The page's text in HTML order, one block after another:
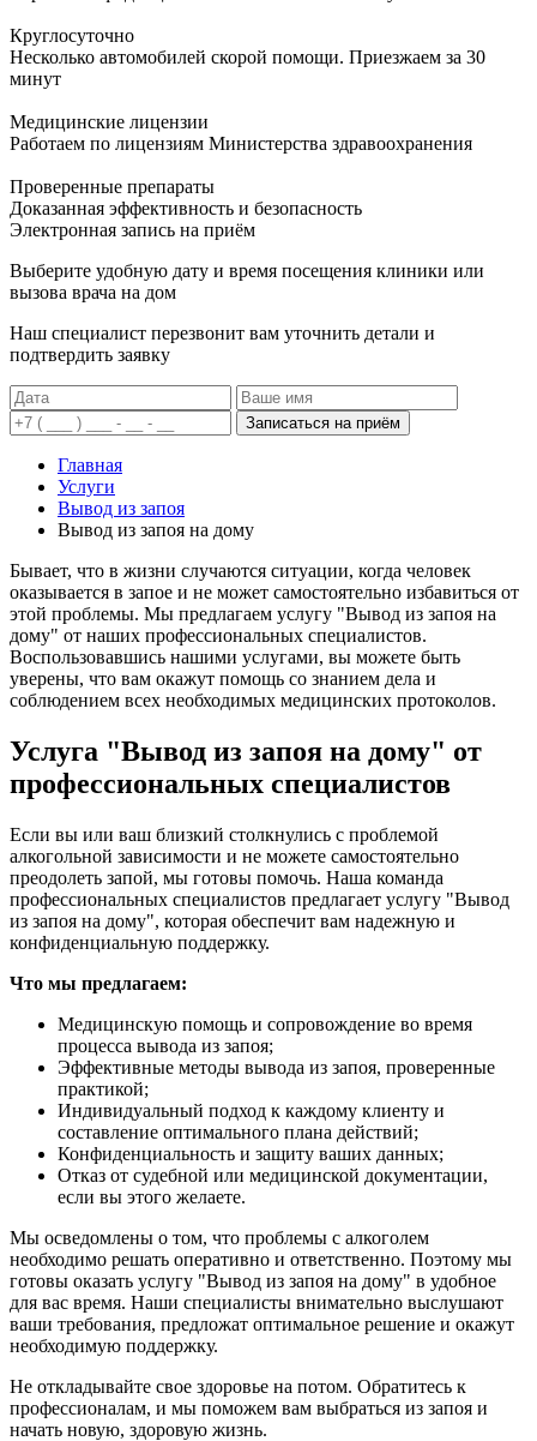
Круглосуточно
Несколько автомобилей скорой помощи. Приезжаем за 30
минут
Медицинские лицензии
Работаем по лицензиям Министерства здравоохранения
Проверенные препараты
Доказанная эффективность и безопасность
Электронная запись на приём
Выберите удобную дату и время посещения клиники или
вызова врача на дом
Наш специалист перезвонит вам уточнить детали и
подтвердить заявку
Записаться на приём
Главная
Услуги
Вывод из запоя
Вывод из запоя на дому
Бывает, что в жизни случаются ситуации, когда человек
оказывается в запое и не может самостоятельно избавиться от
этой проблемы. Мы предлагаем услугу "Вывод из запоя на
дому" от наших профессиональных специалистов.
Воспользовавшись нашими услугами, вы можете быть
уверены, что вам окажут помощь со знанием дела и
соблюдением всех необходимых медицинских протоколов.
Услуга "Вывод из запоя на дому" от
профессиональных специалистов
Если вы или ваш близкий столкнулись с проблемой
алкогольной зависимости и не можете самостоятельно
преодолеть запой, мы готовы помочь. Наша команда
профессиональных специалистов предлагает услугу "Вывод
из запоя на дому", которая обеспечит вам надежную и
конфиденциальную поддержку.
Что мы предлагаем:
Медицинскую помощь и сопровождение во время
процесса вывода из запоя;
Эффективные методы вывода из запоя, проверенные
практикой;
Индивидуальный подход к каждому клиенту и
составление оптимального плана действий;
Конфиденциальность и защиту ваших данных;
Отказ от судебной или медицинской документации,
если вы этого желаете.
Мы осведомлены о том, что проблемы с алкоголем
необходимо решать оперативно и ответственно. Поэтому мы
готовы оказать услугу "Вывод из запоя на дому" в удобное
для вас время. Наши специалисты внимательно выслушают
ваши требования, предложат оптимальное решение и окажут
необходимую поддержку.
Не откладывайте свое здоровье на потом. Обратитесь к
профессионалам, и мы поможем вам выбраться из запоя и
начать новую, здоровую жизнь.